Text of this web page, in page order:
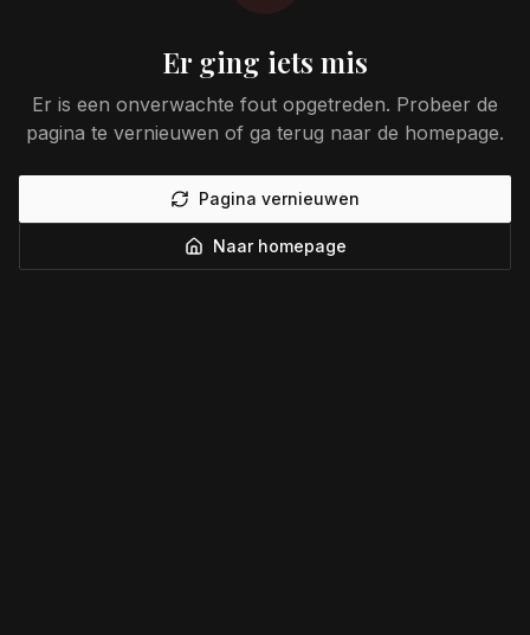
Er ging iets mis
Er is een onverwachte fout opgetreden. Probeer de
pagina te vernieuwen of ga terug naar de homepage.
Pagina vernieuwen
Naar homepage